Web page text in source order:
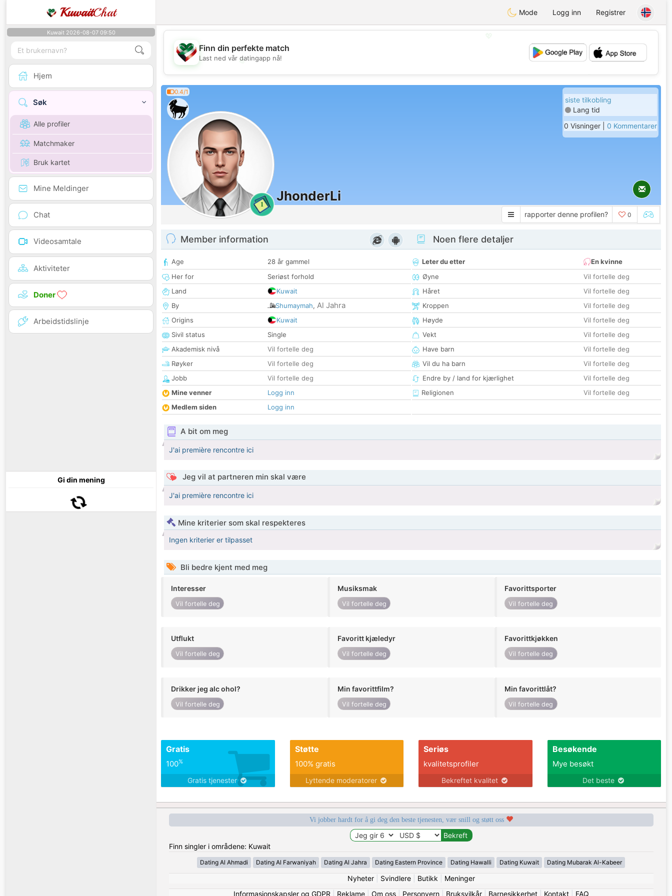
KuwaitChat Mode Logg inn Registrer
Kuwait 2026-08-07 09:50
Hjem
Søk
Alle profiler
Matchmaker
Bruk kartet
Mine Meldinger
Chat
Videosamtale
Aktiviteter
Doner
Arbeidstidslinje
Gi din mening
💖
💕
💕
Finn din perfekte match
Last ned vår datingapp nå!
0.4/1
1
JhonderLi
siste tilkobling
Lang tid
0 Visninger | 0 Kommentarer
rapporter denne profilen? 0
Member information
Age
28 år gammel
Her for
Seriøst forhold
Land
Kuwait
By
Shumaymah, Al Jahra
Origins
Kuwait
Sivil status
Single
Akademisk nivå
Vil fortelle deg
Røyker
Vil fortelle deg
Jobb
Vil fortelle deg
Mine venner
Logg inn
Medlem siden
Logg inn
Noen flere detaljer
Leter du etter
En kvinne
Øyne
Vil fortelle deg
Håret
Vil fortelle deg
Kroppen
Vil fortelle deg
Høyde
Vil fortelle deg
Vekt
Vil fortelle deg
Have barn
Vil fortelle deg
Vil du ha barn
Vil fortelle deg
Endre by / land for kjærlighet
Vil fortelle deg
Religionen
Vil fortelle deg
A bit om meg
J'ai première rencontre ici
Jeg vil at partneren min skal være
J'ai première rencontre ici
Mine kriterier som skal respekteres
Ingen kriterier er tilpasset
Bli bedre kjent med meg
Interesser
Vil fortelle deg
Musiksmak
Vil fortelle deg
Favorittsporter
Vil fortelle deg
Utflukt
Vil fortelle deg
Favoritt kjæledyr
Vil fortelle deg
Favorittkjøkken
Vil fortelle deg
Drikker jeg alc ohol?
Vil fortelle deg
Min favorittfilm?
Vil fortelle deg
Min favorittlåt?
Vil fortelle deg
Gratis
100%
Gratis tjenester
Støtte
100% gratis
Lyttende moderatorer
Seriøs
kvalitetsprofiler
Bekreftet kvalitet
Besøkende
Mye besøkt
Det beste
Vi jobber hardt for å gi deg den beste tjenesten, vær snill og støtt oss
Finn singler i områdene: Kuwait
Dating Al Ahmadi Dating Al Farwaniyah Dating Al Jahra Dating Eastern Province Dating Hawalli Dating Kuwait Dating Mubarak Al-Kabeer
Nyheter| Svindlere| Butikk
Meninger
Informasjonskapsler og GDPR
Reklame| Om oss| Personvern| Bruksvilkår| Barnesikkerhet| Kontakt| FAQ